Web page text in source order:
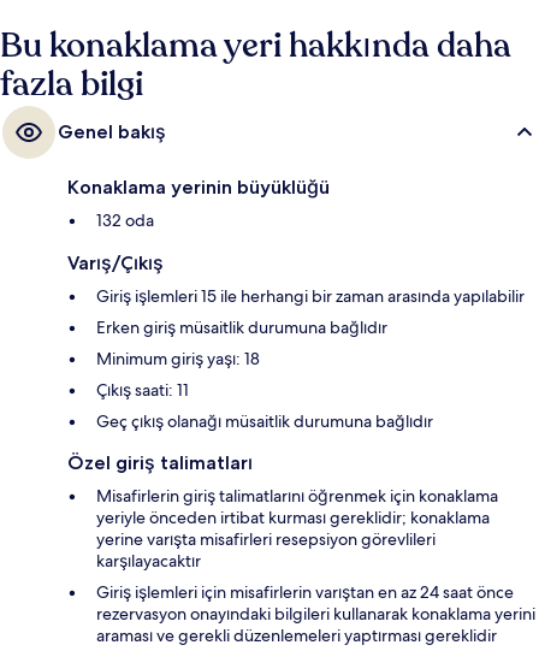
Bu konaklama yeri hakkında daha
fazla bilgi
Genel bakış
Konaklama yerinin büyüklüğü
132 oda
Varış/Çıkış
Giriş işlemleri 15 ile herhangi bir zaman arasında yapılabilir
Erken giriş müsaitlik durumuna bağlıdır
Minimum giriş yaşı: 18
Çıkış saati: 11
Geç çıkış olanağı müsaitlik durumuna bağlıdır
Özel giriş talimatları
Misafirlerin giriş talimatlarını öğrenmek için konaklama
yeriyle önceden irtibat kurması gereklidir; konaklama
yerine varışta misafirleri resepsiyon görevlileri
karşılayacaktır
Giriş işlemleri için misafirlerin varıştan en az 24 saat önce
rezervasyon onayındaki bilgileri kullanarak konaklama yerini
araması ve gerekli düzenlemeleri yaptırması gereklidir